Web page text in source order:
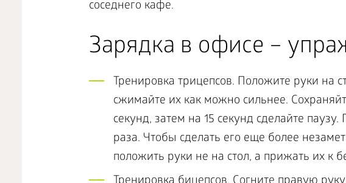
соседнего кафе.
Зарядка в офисе –
Тренировка трицепсов. Положите руки на
сжимайте их как можно сильнее.
секунд, затем на 15 секунд сделайте
раза. Чтобы сделать его еще более
положить руки не на стол, а прижать их к